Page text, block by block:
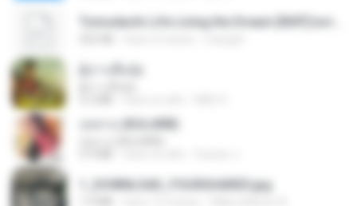
กุหลาบ (KULARB)
1_DOWNLOAD_FOURSHARED.jpg